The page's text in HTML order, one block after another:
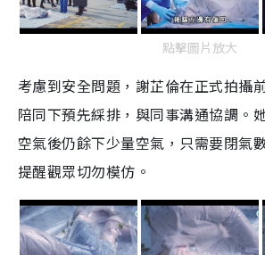
點擊圖片放大
考慮到安全問題，謝芷倫在正式拍攝
陪同下預先綵排，與同事溝通協調。
空氣後仍餘下少量空氣，只需要閉氣
提醒觀眾切勿模仿。